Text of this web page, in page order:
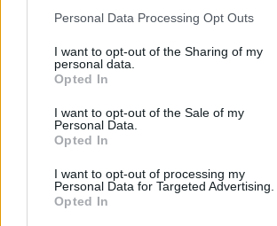
Personal Data Processing Opt Outs
I want to opt-out of the Sharing of my
personal data.
Opted In
I want to opt-out of the Sale of my
Personal Data.
Opted In
I want to opt-out of processing my
Personal Data for Targeted Advertising.
Opted In